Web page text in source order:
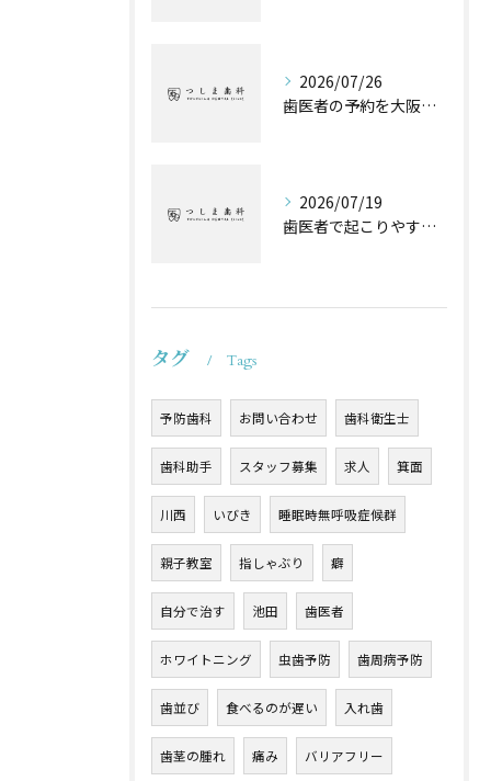
2026/07/26
歯医者の予約を大阪府池田市高槻市でスムーズに取るためのポイントと失敗しない選び方
2026/07/19
歯医者で起こりやすい子供のトラブルと自宅でできるケア方法
タグ Tags
予防歯科 お問い合わせ 歯科衛生士
歯科助手 スタッフ募集 求人 箕面
川西 いびき 睡眠時無呼吸症候群
親子教室 指しゃぶり 癖
自分で治す 池田 歯医者
ホワイトニング 虫歯予防 歯周病予防
歯並び 食べるのが遅い 入れ歯
歯茎の腫れ 痛み バリアフリー